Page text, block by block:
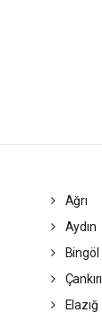
Ağrı
Aydın
Bingöl
Çankırı
Elazığ